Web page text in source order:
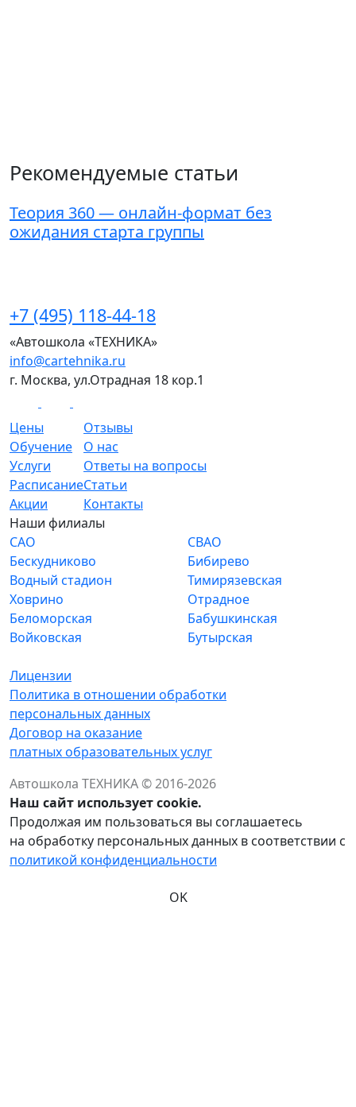
Рекомендуемые статьи
Теория 360 — онлайн-формат без
ожидания старта группы
+7 (495) 118-44-18
«Автошкола «ТЕХНИКА»
info@cartehnika.ru
г. Москва, ул.Отрадная 18 кор.1
Цены
Обучение
Услуги
Расписание
Акции
Отзывы
О нас
Ответы на вопросы
Статьи
Контакты
Наши филиалы
САО
Бескудниково
Водный стадион
Ховрино
Беломорская
Войковская
СВАО
Бибирево
Тимирязевская
Отрадное
Бабушкинская
Бутырская
Лицензии
Политика в отношении обработки
персональных данных
Договор на оказание
платных образовательных услуг
Автошкола ТЕХНИКА © 2016-2026
Наш сайт использует cookie.
Продолжая им пользоваться вы соглашаетесь
на обработку персональных данных в соответствии с
политикой конфиденциальности
OK